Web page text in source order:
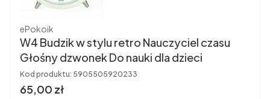
Producent
ePokoik
W4 Budzik w stylu retro Nauczyciel czasu
Głośny dzwonek Do nauki dla dzieci
Kod produktu: 5905505920233
Cena brutto
65,00 zł